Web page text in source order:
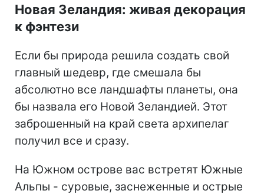
Новая Зеландия: живая декорация
к фэнтези
Если бы природа решила создать свой
главный шедевр, где смешала бы
абсолютно все ландшафты планеты, она
бы назвала его Новой Зеландией. Этот
заброшенный на край света архипелаг
получил все и сразу.
На Южном острове вас встретят Южные
Альпы - суровые, заснеженные и острые